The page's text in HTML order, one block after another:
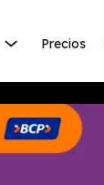
Precios